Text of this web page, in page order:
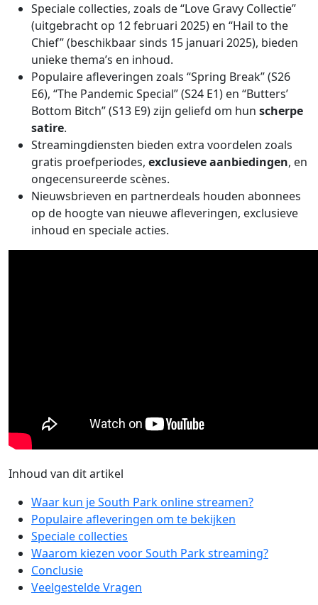
Speciale collecties, zoals de “Love Gravy Collectie”
(uitgebracht op 12 februari 2025) en “Hail to the
Chief” (beschikbaar sinds 15 januari 2025), bieden
unieke thema’s en inhoud.
Populaire afleveringen zoals “Spring Break” (S26
E6), “The Pandemic Special” (S24 E1) en “Butters’
Bottom Bitch” (S13 E9) zijn geliefd om hun scherpe
satire.
Streamingdiensten bieden extra voordelen zoals
gratis proefperiodes, exclusieve aanbiedingen, en
ongecensureerde scènes.
Nieuwsbrieven en partnerdeals houden abonnees
op de hoogte van nieuwe afleveringen, exclusieve
inhoud en speciale acties.
Inhoud van dit artikel
Waar kun je South Park online streamen?
Populaire afleveringen om te bekijken
Speciale collecties
Waarom kiezen voor South Park streaming?
Conclusie
Veelgestelde Vragen